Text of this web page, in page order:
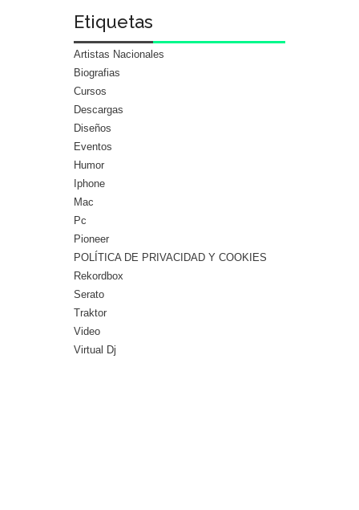
Etiquetas
Artistas Nacionales
Biografias
Cursos
Descargas
Diseños
Eventos
Humor
Iphone
Mac
Pc
Pioneer
POLÍTICA DE PRIVACIDAD Y COOKIES
Rekordbox
Serato
Traktor
Video
Virtual Dj